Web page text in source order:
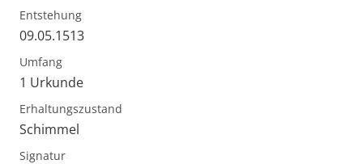
Entstehung
09.05.1513
Umfang
1 Urkunde
Erhaltungszustand
Schimmel
Signatur